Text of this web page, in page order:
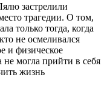
застрелили
трагедии. О том,
только тогда, когда
не осмеливался
и физическое
могла прийти в себя
жизнь